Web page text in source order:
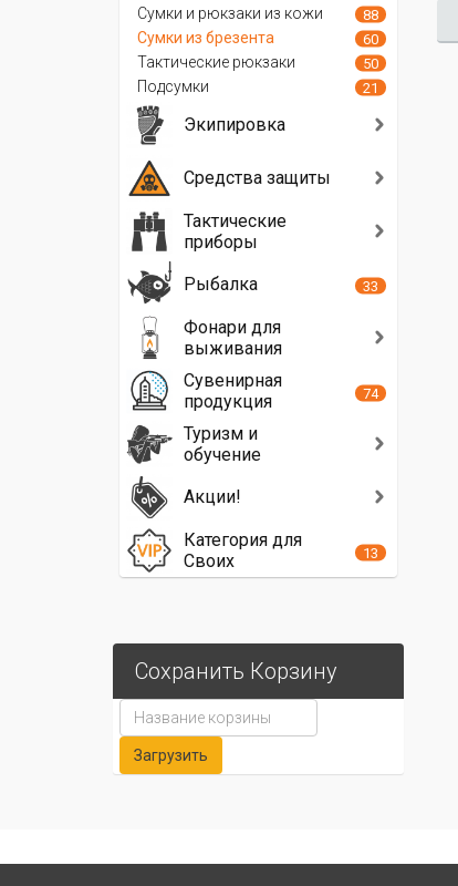
Сумки и рюкзаки из кожи 88
Сумки из брезента 60
Тактические рюкзаки 50
Подсумки 21
Экипировка
Средства защиты
Тактические
приборы
Рыбалка
33
Фонари для
выживания
Сувенирная
продукция
74
Туризм и
обучение
Акции!
Категория для
Своих
13
Сохранить Корзину